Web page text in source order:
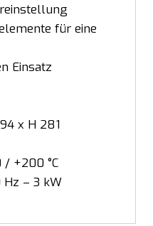
für eine
Einsatz
x H 281
/ +200 °C
– 3 kW